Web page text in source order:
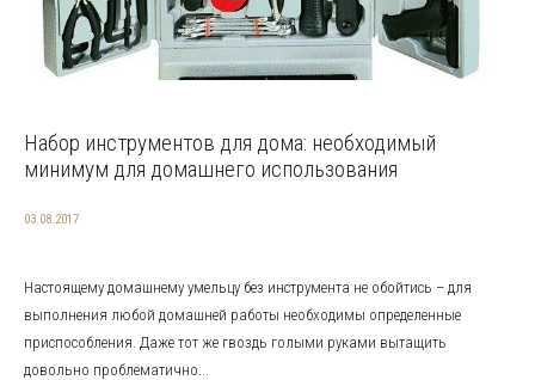
Набор инструментов для дома: необходимый
минимум для домашнего использования
03.08.2017
Настоящему домашнему умельцу без инструмента не обойтись – для
выполнения любой домашней работы необходимы определенные
приспособления. Даже тот же гвоздь голыми руками вытащить
довольно проблематично...